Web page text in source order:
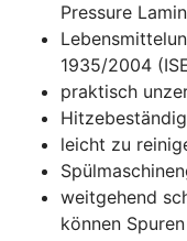
Pressure
1935/2004
praktisch
leicht zu
weitgehend
können